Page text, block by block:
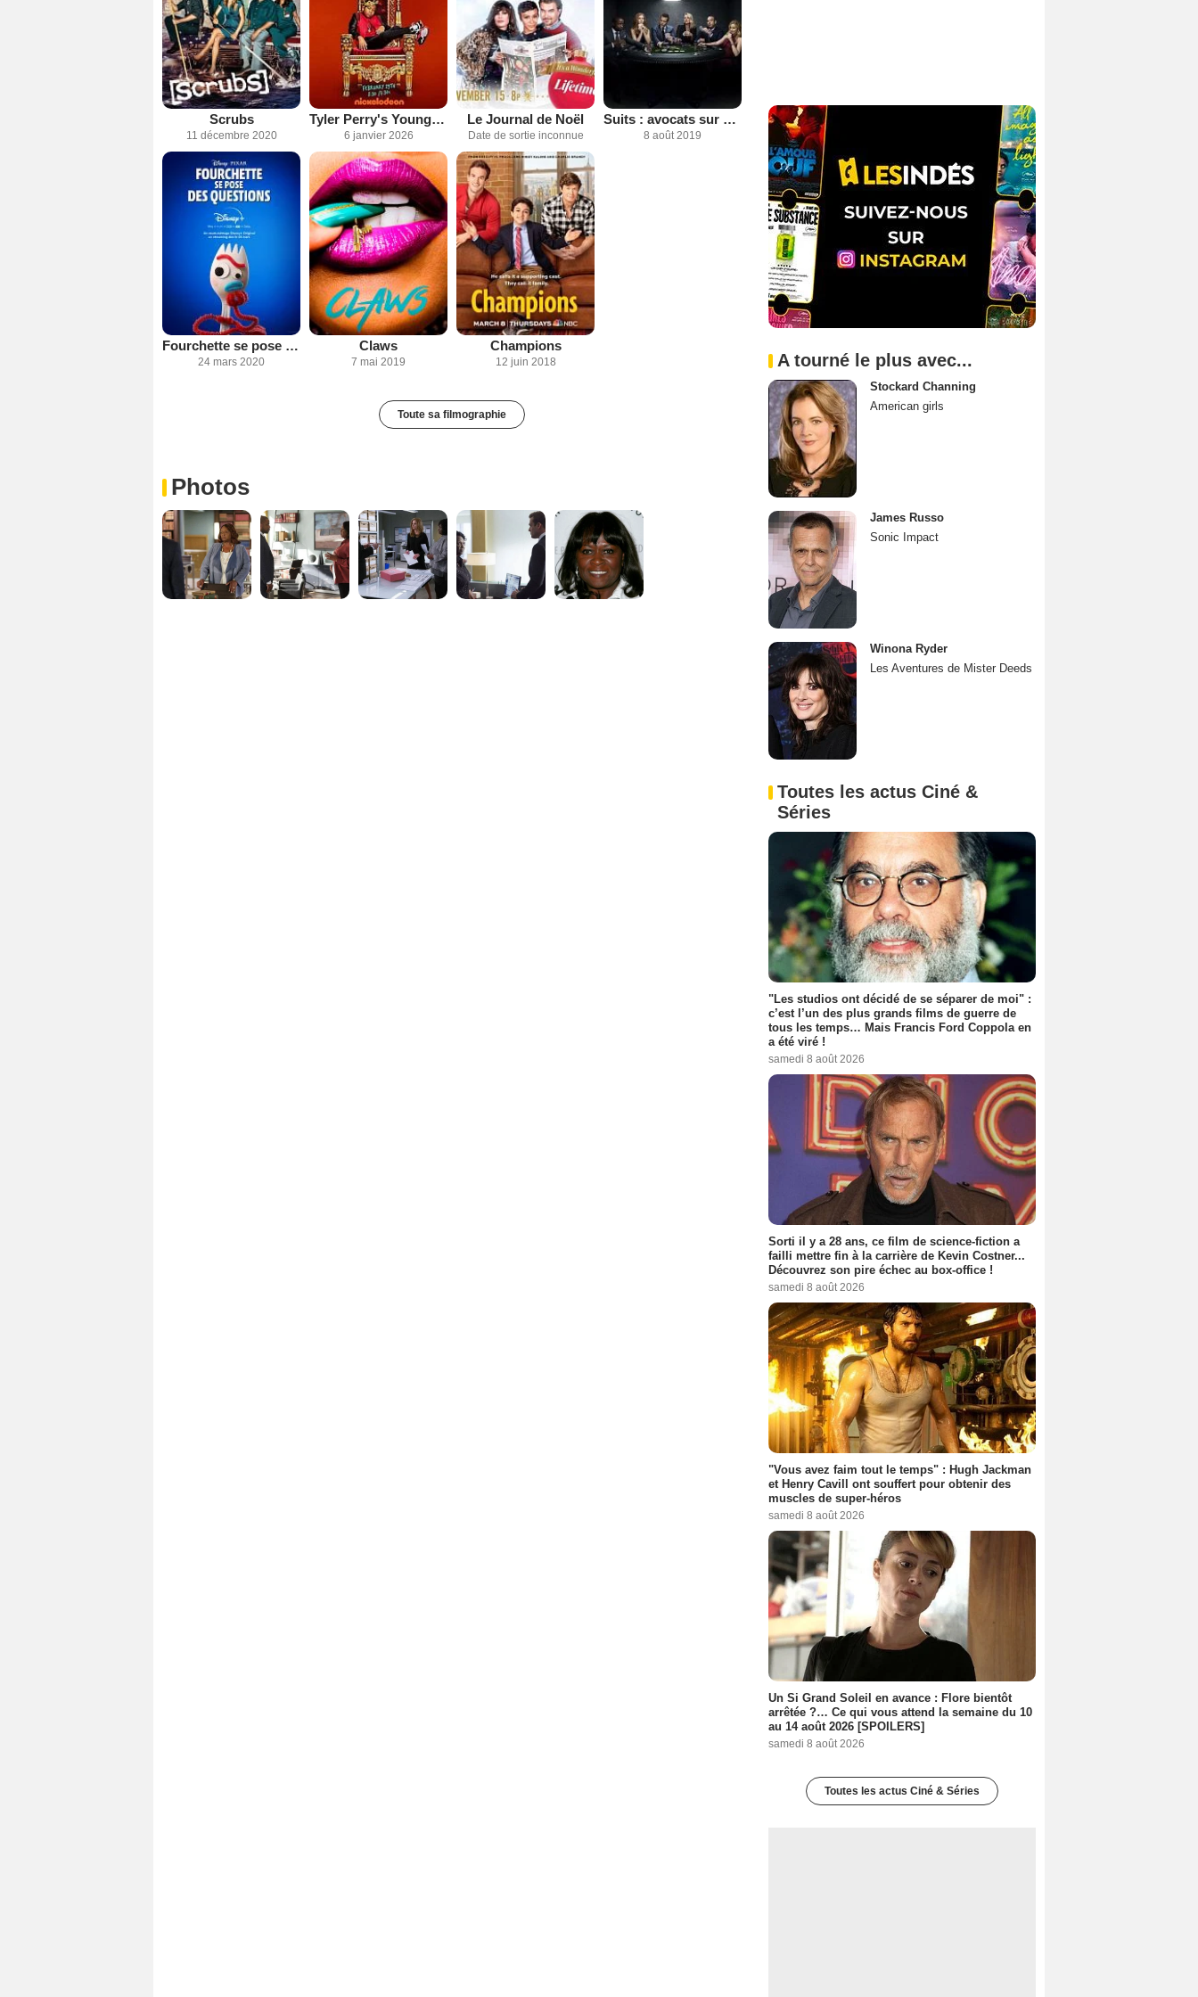
Scrubs
11 décembre 2020
Tyler Perry's Young Dylan
6 janvier 2026
Le Journal de Noël
Date de sortie inconnue
Suits : avocats sur mesure
8 août 2019
Fourchette se pose des questions
24 mars 2020
Claws
7 mai 2019
Champions
12 juin 2018
Toute sa filmographie
Photos
A tourné le plus avec...
Stockard Channing
American girls
James Russo
Sonic Impact
Winona Ryder
Les Aventures de Mister Deeds
Toutes les actus Ciné &
Séries
"Les studios ont décidé de se séparer de moi" :
c’est l’un des plus grands films de guerre de
tous les temps… Mais Francis Ford Coppola en
a été viré !
samedi 8 août 2026
Sorti il y a 28 ans, ce film de science-fiction a
failli mettre fin à la carrière de Kevin Costner...
Découvrez son pire échec au box-office !
samedi 8 août 2026
"Vous avez faim tout le temps" : Hugh Jackman
et Henry Cavill ont souffert pour obtenir des
muscles de super-héros
samedi 8 août 2026
Un Si Grand Soleil en avance : Flore bientôt
arrêtée ?… Ce qui vous attend la semaine du 10
au 14 août 2026 [SPOILERS]
samedi 8 août 2026
Toutes les actus Ciné & Séries